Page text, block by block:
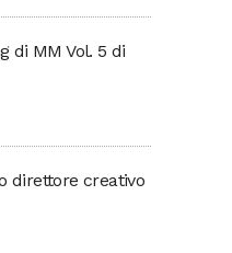
di MM Vol. 5 di
direttore creativo